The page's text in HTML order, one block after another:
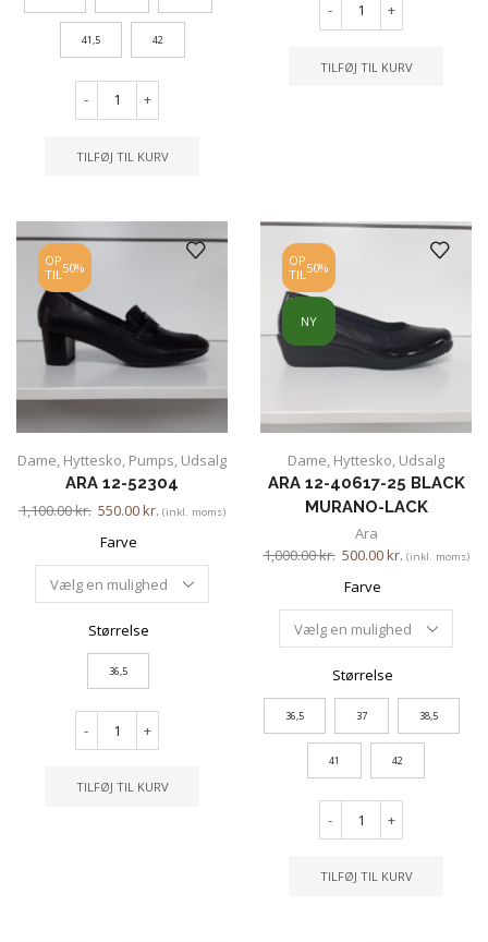
41,5 42
- +
TILFØJ TIL KURV
- +
TILFØJ TIL KURV
OP
TIL50%
Dame, Hyttesko, Pumps, Udsalg
ARA 12-52304
1,100.00kr. 550.00kr. (inkl. moms)
Farve
Størrelse
36,5
- +
TILFØJ TIL KURV
OP
TIL50%
NY
Dame, Hyttesko, Udsalg
ARA 12-40617-25 BLACK
MURANO-LACK
Ara
1,000.00kr. 500.00kr. (inkl. moms)
Farve
Størrelse
36,5 37 38,5
41 42
- +
TILFØJ TIL KURV